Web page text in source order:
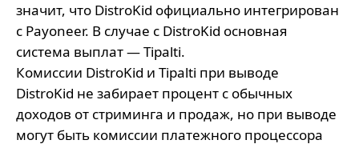
значит, что DistroKid официально интегрирован
с Payoneer. В случае с DistroKid основная
система выплат — Tipalti.
Комиссии DistroKid и Tipalti при выводе
DistroKid не забирает процент с обычных
доходов от стриминга и продаж, но при выводе
могут быть комиссии платежного процессора